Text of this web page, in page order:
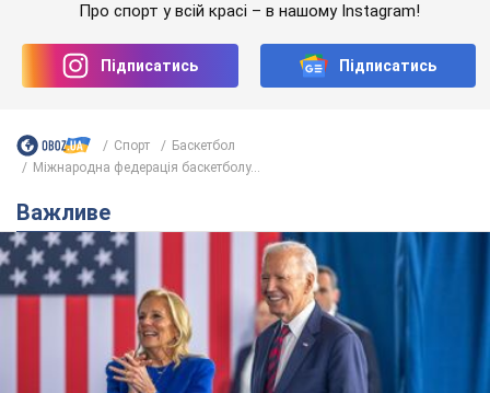
Про спорт у всій красі – в нашому Instagram!
Підписатись Підписатись
Спорт
Баскетбол
Міжнародна федерація баскетболу...
Важливе